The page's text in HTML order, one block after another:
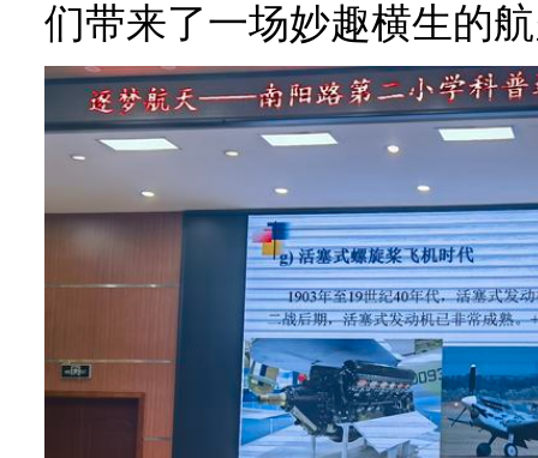
们带来了一场妙趣横生的